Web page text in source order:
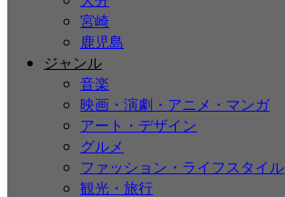
宮崎
鹿児島
ジャンル
音楽
映画・演劇・アニメ・マンガ
アート・デザイン
グルメ
ファッション・ライフスタイル
観光・旅行